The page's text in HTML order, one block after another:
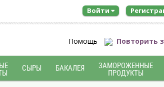
Войти
Помощь Повторить
СЫРЫ БАКАЛЕЯ ЗАМОРОЖЕННЫЕ
ПРОДУКТЫ